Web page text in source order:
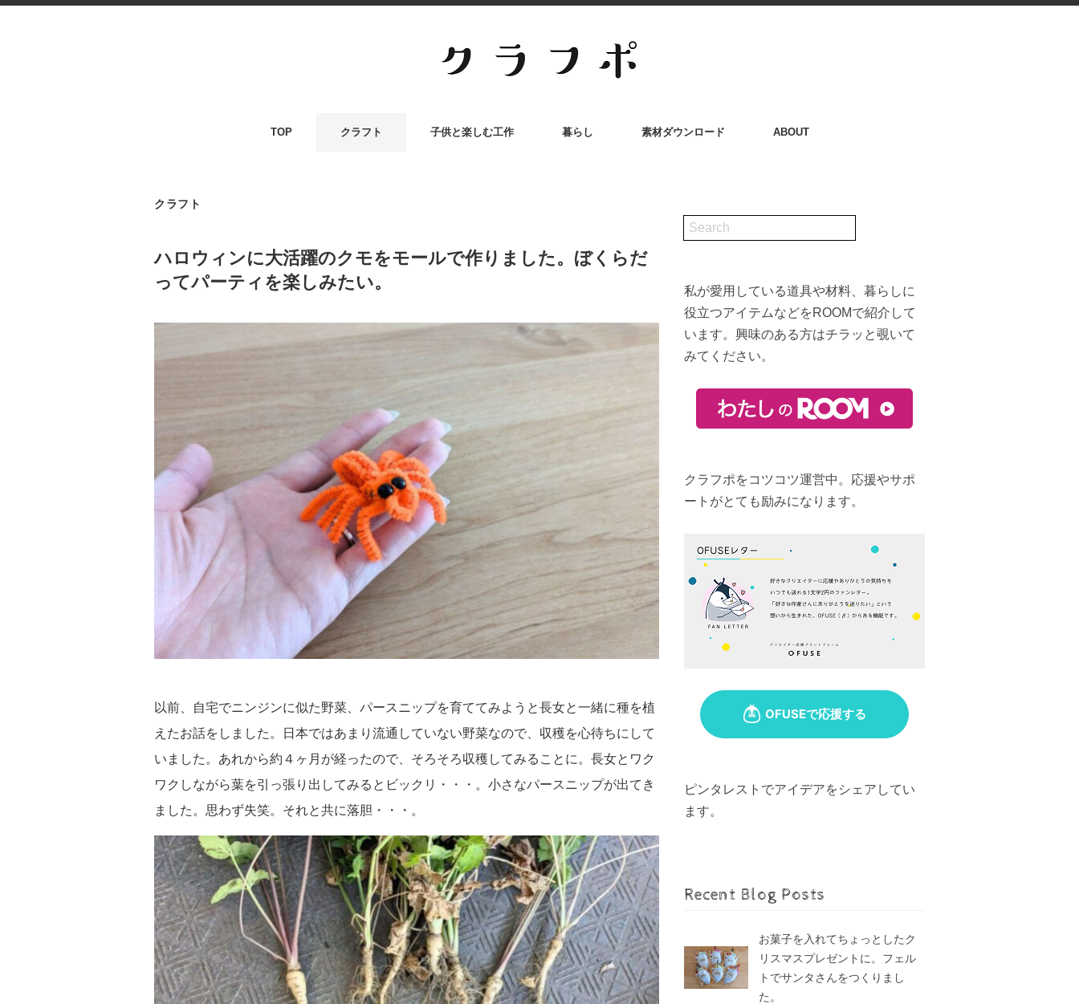
TOP クラフト 子供と楽しむ工作 暮らし 素材ダウンロード ABOUT
クラフト
ハロウィンに大活躍のクモをモールで作りました。ぼくらだ
ってパーティを楽しみたい。
以前、自宅でニンジンに似た野菜、パースニップを育ててみようと長女と一緒に種を植
えたお話をしました。日本ではあまり流通していない野菜なので、収穫を心待ちにして
いました。あれから約４ヶ月が経ったので、そろそろ収穫してみることに。長女とワク
ワクしながら葉を引っ張り出してみるとビックリ・・・。小さなパースニップが出てき
ました。思わず失笑。それと共に落胆・・・。
私が愛用している道具や材料、暮らしに
役立つアイテムなどをROOMで紹介して
います。興味のある方はチラッと覗いて
みてください。
クラフポをコツコツ運営中。応援やサポ
ートがとても励みになります。
ピンタレストでアイデアをシェアしてい
ます。
Recent Blog Posts
お菓子を入れてちょっとしたク
リスマスプレゼントに。フェル
トでサンタさんをつくりまし
た。